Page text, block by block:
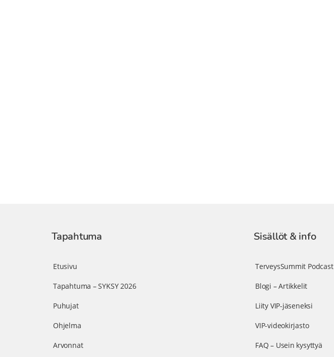
Tapahtuma
Etusivu
Tapahtuma – SYKSY 2026
Puhujat
Ohjelma
Arvonnat
Sisällöt & info
TerveysSummit Podcast
Blogi – Artikkelit
Liity VIP-jäseneksi
VIP-videokirjasto
FAQ – Usein kysyttyä